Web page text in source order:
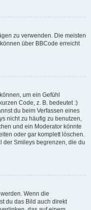
zu verwenden. Die meisten
über BBCode erreicht
um ein Gefühl
Code, z. B. bedeutet :)
du beim Verfassen eines
nicht zu häufig zu benutzen,
und ein Moderator könnte
oder gar komplett löschen.
der Smileys begrenzen, die du
Wenn die
du das Bild auch direkt